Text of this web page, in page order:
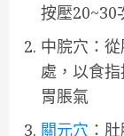
按壓20~30
中脘穴：從
處，以食
胃脹氣
關元穴 ：